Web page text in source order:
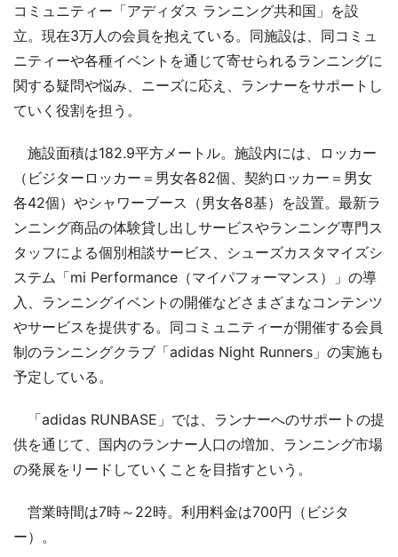
コミュニティー「アディダス ランニング共和国」を設
立。現在3万人の会員を抱えている。同施設は、同コミュ
ニティーや各種イベントを通じて寄せられるランニングに
関する疑問や悩み、ニーズに応え、ランナーをサポートし
ていく役割を担う。
施設面積は182.9平方メートル。施設内には、ロッカー
（ビジターロッカー＝男女各82個、契約ロッカー＝男女
各42個）やシャワーブース（男女各8基）を設置。最新ラ
ンニング商品の体験貸し出しサービスやランニング専門ス
タッフによる個別相談サービス、シューズカスタマイズシ
ステム「mi Performance（マイパフォーマンス）」の導
入、ランニングイベントの開催などさまざまなコンテンツ
やサービスを提供する。同コミュニティーが開催する会員
制のランニングクラブ「adidas Night Runners」の実施も
予定している。
「adidas RUNBASE」では、ランナーへのサポートの提
供を通じて、国内のランナー人口の増加、ランニング市場
の発展をリードしていくことを目指すという。
営業時間は7時～22時。利用料金は700円（ビジタ
ー）。